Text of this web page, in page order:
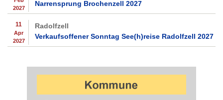
2027
Narrensprung Brochenzell 2027
11
Apr
2027
Radolfzell
Verkaufsoffener Sonntag See(h)reise Radolfzell 2027